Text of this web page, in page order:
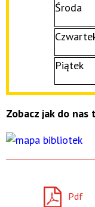
Środa
Piątek
Zobacz jak do nas
Pdf